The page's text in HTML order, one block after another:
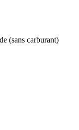
(sans carburant)